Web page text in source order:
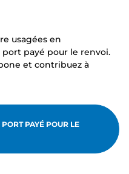
usagées en
payé pour le renvoi.
et contribuez à
PAYÉ POUR LE